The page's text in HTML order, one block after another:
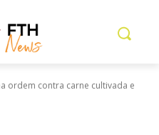
ordem contra carne cultivada e